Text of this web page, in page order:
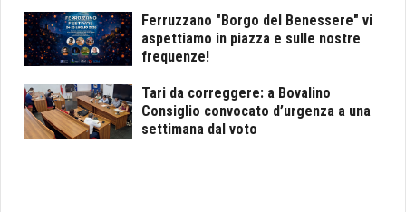
Ferruzzano "Borgo del Benessere" vi
aspettiamo in piazza e sulle nostre
frequenze!
Tari da correggere: a Bovalino
Consiglio convocato d’urgenza a una
settimana dal voto